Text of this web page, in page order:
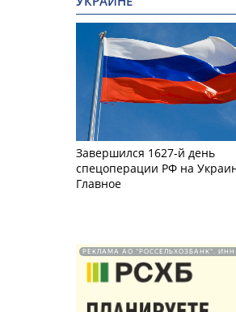
Завершился 1627-й день
спецоперации РФ на
Главное
РЕКЛАМА АО "РОССЕЛЬХОЗБАНК". ИНН